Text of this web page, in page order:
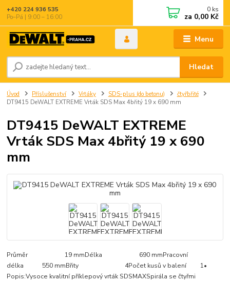
Menu
Hledat
+420 224 936 535
Po–Pá | 9:00 – 16:00
0 ks
za 0,00 Kč
Úvod Příslušenství Vrtáky SDS-plus (do betonu)
čtyřbřité
DT9415 DeWALT EXTREME Vrták SDS Max 4břitý 19 x 690 mm
DT9415 DeWALT EXTREME
Vrták SDS Max 4břitý 19 x 690
mm
Průměr 19 mmDélka 690 mmPracovní
délka 550 mmBřity 4Počet kusů v balení 1•
Popis:Vysoce kvalitní příklepový vrták SDSMAXSpirála se čtyřmi